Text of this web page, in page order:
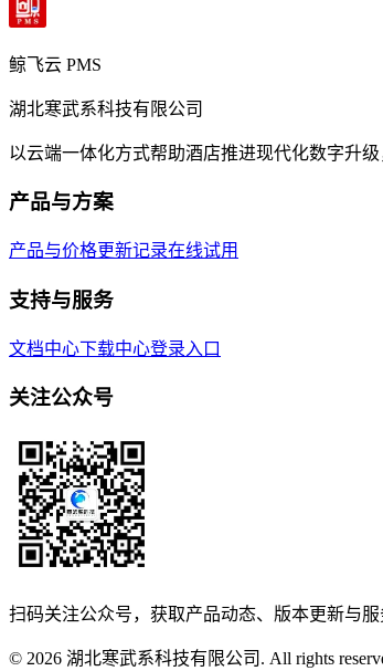
鲸飞云 PMS
湖北寒武系科技有限公司
以云端一体化方式帮助酒店推进现代化数字升
产品与方案
产品与价格更新记录在线试用
支持与服务
文档中心下载中心登录入口
关注公众号
扫码关注公众号，获取产品动态、版本更新与服
© 2026 湖北寒武系科技有限公司. All rights